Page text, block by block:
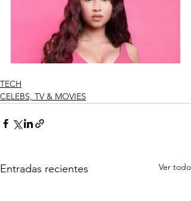
TECH
CELEBS, TV & MOVIES
Entradas recientes Ver todo